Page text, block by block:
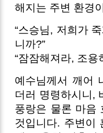
해지는 주변 환경
“스승님, 저희가
니까?”
“잠잠해져라, 조용
예수님께서 깨어
더러 명령하시니,
풍랑은 물론 마음
것입니다. 주변이